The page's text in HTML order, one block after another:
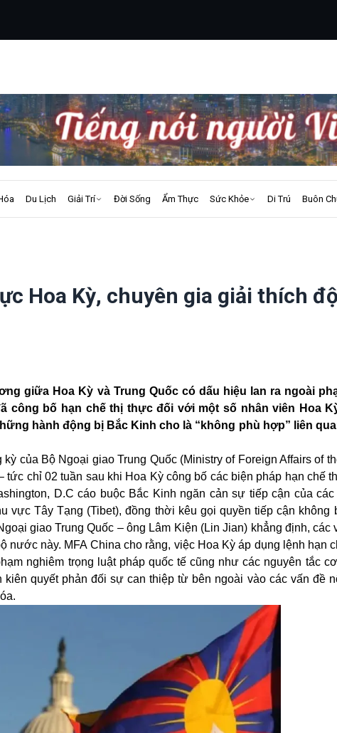
Du Lịch Giải Trí Đời Sống Ẩm Thực Sức Khỏe Di Trú Buôn
Hoa Kỳ, chuyên gia giải thích
giữa Hoa Kỳ và Trung Quốc có dấu hiệu lan ra ngoài
công bố hạn chế thị thực đối với một số nhân viên Hoa
hành động bị Bắc Kinh cho là “không phù hợp” liên
của Bộ Ngoại giao Trung Quốc (Ministry of Foreign Affairs of
tức chỉ 02 tuần sau khi Hoa Kỳ công bố các biện pháp hạn chế
D.C cáo buộc Bắc Kinh ngăn cản sự tiếp cận của các
vực Tây Tạng (Tibet), đồng thời kêu gọi quyền tiếp cận không
giao Trung Quốc – ông Lâm Kiện (Lin Jian) khẳng định, các
nước này. MFA China cho rằng, việc Hoa Kỳ áp dụng lệnh hạn
nghiêm trọng luật pháp quốc tế cũng như các nguyên tắc
quyết phản đối sự can thiệp từ bên ngoài vào các vấn đề